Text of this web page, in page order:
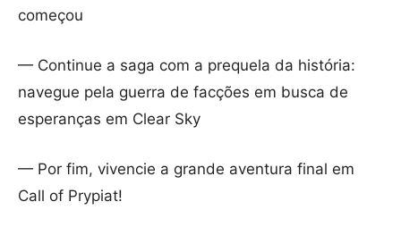
começou
— Continue a saga com a prequela da história:
navegue pela guerra de facções em busca de
esperanças em Clear Sky
— Por fim, vivencie a grande aventura final em
Call of Prypiat!